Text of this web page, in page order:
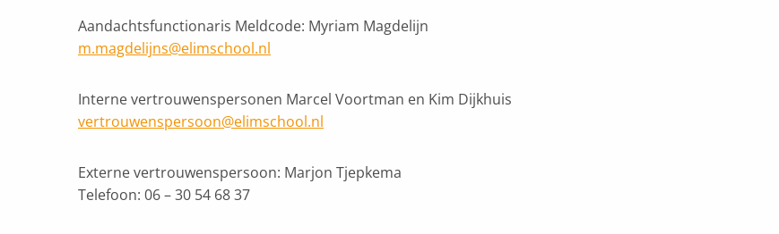
Aandachtsfunctionaris Meldcode: Myriam Magdelijn
m.magdelijns@elimschool.nl
Interne vertrouwenspersonen Marcel Voortman en Kim Dijkhuis
vertrouwenspersoon@elimschool.nl
Externe vertrouwenspersoon: Marjon Tjepkema
Telefoon: 06 – 30 54 68 37